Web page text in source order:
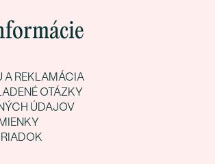
A REKLAMÁCIA
OTÁZKY
ÚDAJOV